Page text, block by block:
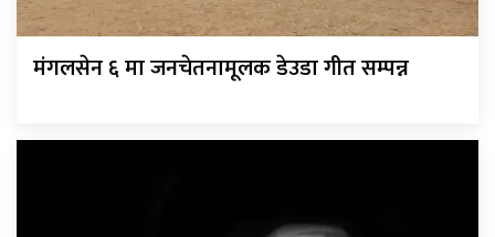
मंगलसेन ६ मा जनचेतनामूलक डेउडा गीत सम्पन्न